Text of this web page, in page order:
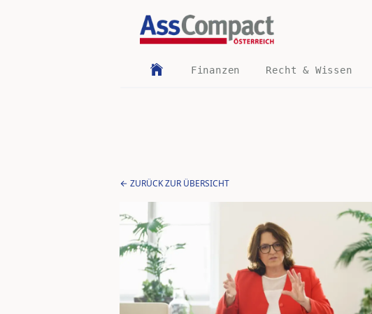
Finanzen Recht & Wissen
ZURÜCK ZUR ÜBERSICHT